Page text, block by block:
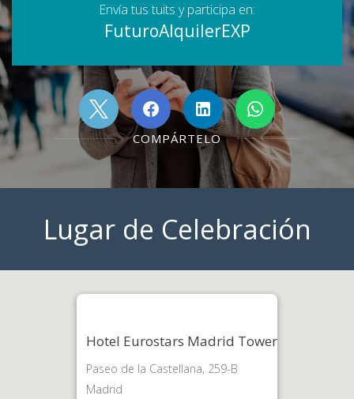
Envía tus tuits y participa en:
FuturoAlquilerEXP
COMPÁRTELO
Lugar de Celebración
Hotel Eurostars Madrid Tower
Paseo de la Castellana, 259-B
Madrid